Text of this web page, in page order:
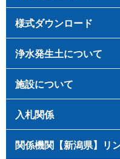
様式ダウンロード
浄水発生土について
施設について
入札関係
関係機関【新潟県】リ